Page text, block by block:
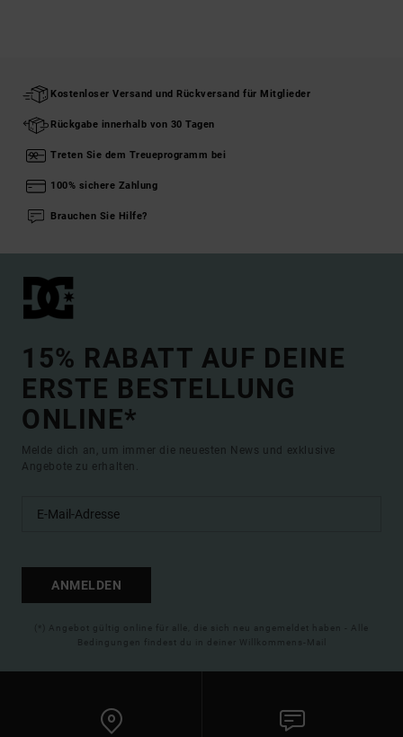
Kostenloser Versand und Rückversand für Mitglieder
Rückgabe innerhalb von 30 Tagen
Treten Sie dem Treueprogramm bei
100% sichere Zahlung
Brauchen Sie Hilfe?
15% RABATT AUF DEINE
ERSTE BESTELLUNG
ONLINE*
Melde dich an, um immer die neuesten News und exklusive
Angebote zu erhalten.
ANMELDEN
(*) Angebot gültig online für alle, die sich neu angemeldet haben - Alle
Bedingungen findest du in deiner Willkommens-Mail